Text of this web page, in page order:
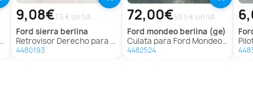
9,08€7.5 € sin IVA
ford sierra berlina
Retrovisor Derecho para Ford Sierra Berlina
4480193
72,00€59.5 € sin IVA
ford mondeo berlina (ge)
Culata para Ford Mondeo Berlina (Ge)
4482524